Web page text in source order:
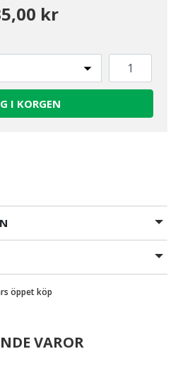
kr
I KORGEN
öppet köp
VAROR